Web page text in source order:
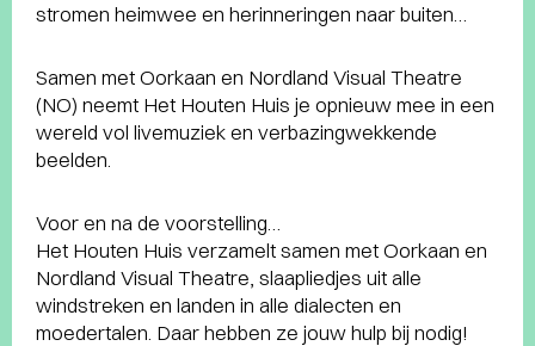
stromen heimwee en herinneringen naar buiten…
Samen met Oorkaan en Nordland Visual Theatre
(NO) neemt Het Houten Huis je opnieuw mee in een
wereld vol livemuziek en verbazingwekkende
beelden.
Voor en na de voorstelling…
Het Houten Huis verzamelt samen met Oorkaan en
Nordland Visual Theatre, slaapliedjes uit alle
windstreken en landen in alle dialecten en
moedertalen. Daar hebben ze jouw hulp bij nodig!